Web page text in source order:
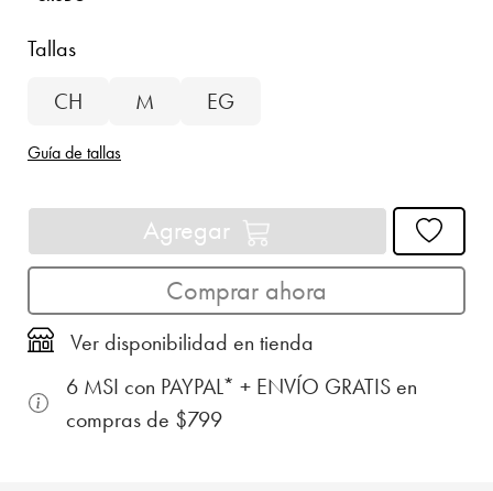
Tallas
CH
M EG
Guía de tallas
Agregar
Comprar ahora
Ver disponibilidad en tienda
6 MSI con PAYPAL* + ENVÍO GRATIS en
compras de $799